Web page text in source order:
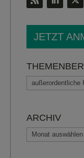
JETZT
ARCHIV
ARCHIV